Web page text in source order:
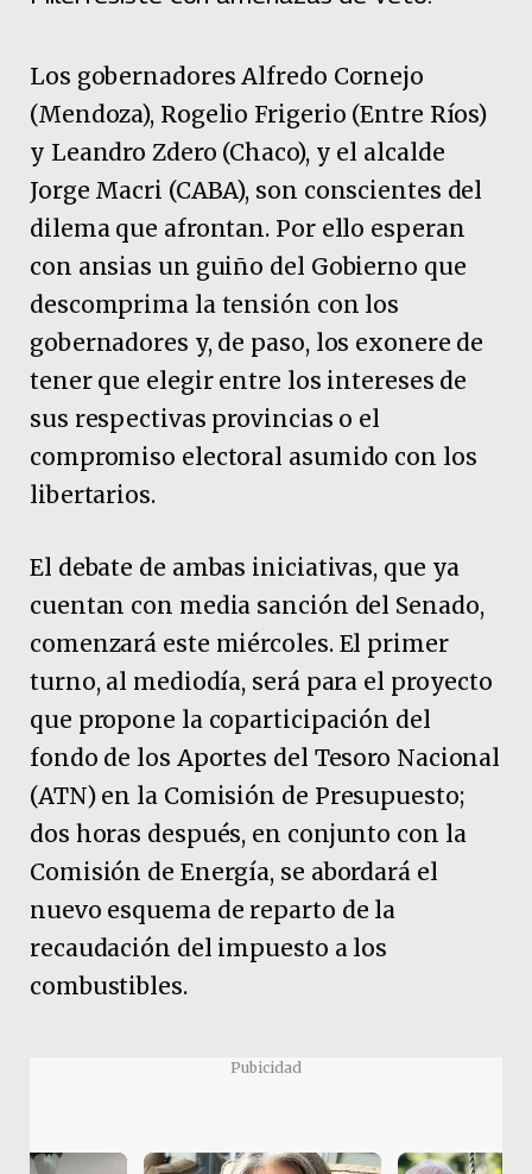
Los gobernadores Alfredo Cornejo
(Mendoza), Rogelio Frigerio (Entre Ríos)
y Leandro Zdero (Chaco), y el alcalde
Jorge Macri (CABA), son conscientes del
dilema que afrontan. Por ello esperan
con ansias un guiño del Gobierno que
descomprima la tensión con los
gobernadores y, de paso, los exonere de
tener que elegir entre los intereses de
sus respectivas provincias o el
compromiso electoral asumido con los
libertarios.
El debate de ambas iniciativas, que ya
cuentan con media sanción del Senado,
comenzará este miércoles. El primer
turno, al mediodía, será para el proyecto
que propone la coparticipación del
fondo de los Aportes del Tesoro Nacional
(ATN) en la Comisión de Presupuesto;
dos horas después, en conjunto con la
Comisión de Energía, se abordará el
nuevo esquema de reparto de la
recaudación del impuesto a los
combustibles.
Pubicidad